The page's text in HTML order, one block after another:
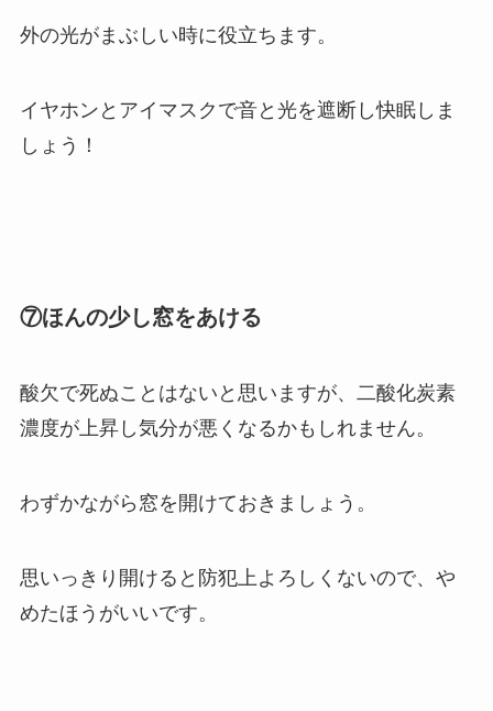
外の光がまぶしい時に役立ちます。
イヤホンとアイマスクで音と光を遮断し快眠しま
しょう！
⑦ほんの少し窓をあける
酸欠で死ぬことはないと思いますが、二酸化炭素
濃度が上昇し気分が悪くなるかもしれません。
わずかながら窓を開けておきましょう。
思いっきり開けると防犯上よろしくないので、や
めたほうがいいです。